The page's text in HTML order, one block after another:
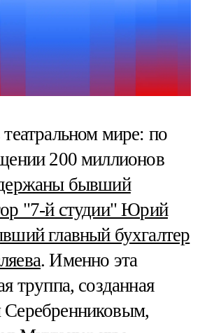
мире: по
200 миллионов
бывший
"7-й студии" Юрий
главный бухгалтер
. Именно эта
труппа, созданная